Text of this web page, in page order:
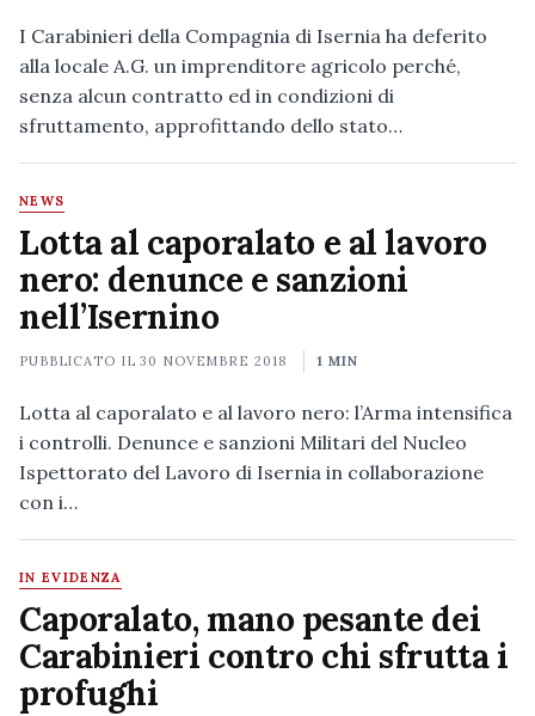
I Carabinieri della Compagnia di Isernia ha deferito
alla locale A.G. un imprenditore agricolo perché,
senza alcun contratto ed in condizioni di
sfruttamento, approfittando dello stato…
NEWS
Lotta al caporalato e al lavoro
nero: denunce e sanzioni
nell’Isernino
PUBBLICATO IL30 NOVEMBRE 2018 1 MIN
Lotta al caporalato e al lavoro nero: l’Arma intensifica
i controlli. Denunce e sanzioni Militari del Nucleo
Ispettorato del Lavoro di Isernia in collaborazione
con i…
IN EVIDENZA
Caporalato, mano pesante dei
Carabinieri contro chi sfrutta i
profughi